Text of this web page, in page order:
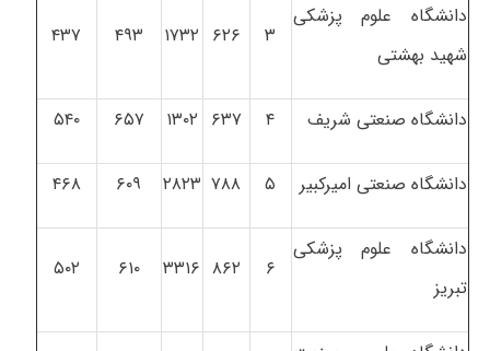
دانشگاه علوم پزشکی
شهید بهشتی
۳ ۶۲۶ ۱۷۳۲ ۴۹۳ ۴۳۷
دانشگاه صنعتی شریف ۴ ۶۳۷ ۱۳۰۲ ۶۵۷ ۵۴۰
دانشگاه صنعتی امیرکبیر ۵ ۷۸۸ ۲۸۲۳ ۶۰۹ ۴۶۸
دانشگاه علوم پزشکی
تبریز
۶ ۸۶۲ ۳۳۱۶ ۶۱۰ ۵۰۲